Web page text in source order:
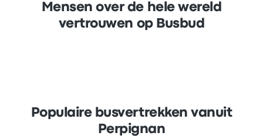
Mensen over de hele wereld
vertrouwen op Busbud
Populaire busvertrekken vanuit
Perpignan